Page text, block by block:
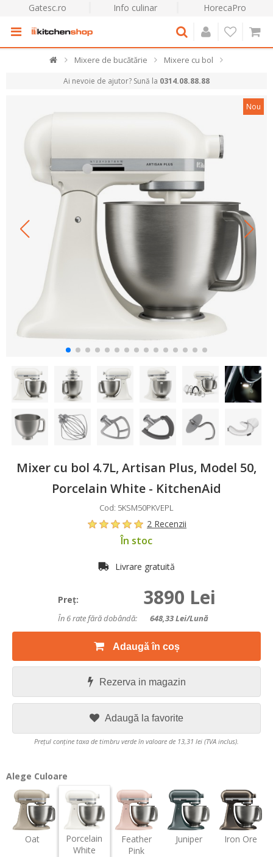
Gatesc.ro Info culinar HorecaPro
Mixere de bucătărie Mixere cu bol
Ai nevoie de ajutor? Sună la 0314.08.88.88
Nou
Mixer cu bol 4.7L, Artisan Plus, Model 50,
Porcelain White - KitchenAid
Cod: 5KSM50PKVEPL
2 Recenzii
În stoc
Livrare gratuită
Preţ: 3890 Lei
În 6 rate fără dobândă: 648,33Lei/lună
Adaugă în coș
Rezerva in magazin
Adaugă la favorite
Prețul conține taxa de timbru verde în valoare de 13,31 lei (TVA inclus).
Alege Culoare
Oat
Porcelain
White
Feather
Pink
Juniper Iron Ore